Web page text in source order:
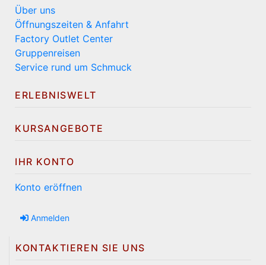
Über uns
Öffnungszeiten & Anfahrt
Factory Outlet Center
Gruppenreisen
Service rund um Schmuck
ERLEBNISWELT
KURSANGEBOTE
IHR KONTO
Konto eröffnen
Anmelden
KONTAKTIEREN SIE UNS